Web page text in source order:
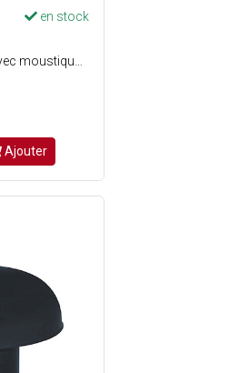
en stock
Ajouter